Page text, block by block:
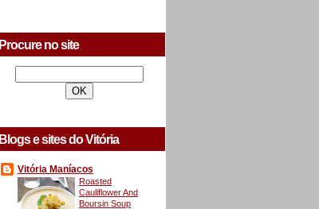
Procure no site
Blogs e sites do Vitória
Vitória Maníacos
Roasted
Cauliflower And
Boursin Soup